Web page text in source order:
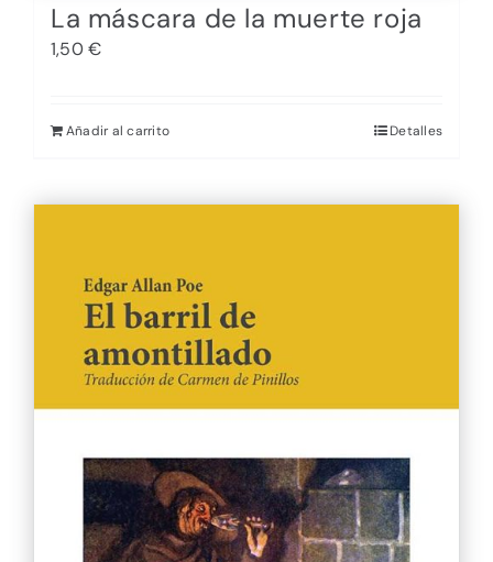
La máscara de la muerte roja
1,50€
Añadir al carrito Detalles